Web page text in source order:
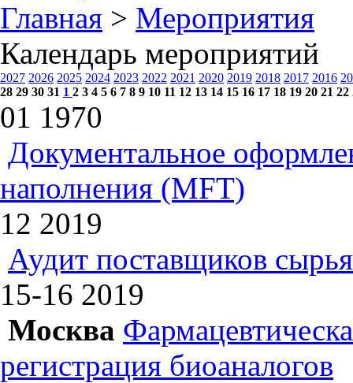
Главная > Мероприятия
Календарь мероприятий
2027 2026 2025 2024 2023 2022 2021 2020 2019 2018 2017 2016
28 29 30 31 1 2 3 4 5 6 7 8 9 10 11 12 13 14 15 16 17 18 19 20 21 22
01 1970
Документальное
наполнения (MFT)
12 2019
Аудит поставщиков
15-16 2019
Москва
регистрация биоаналогов